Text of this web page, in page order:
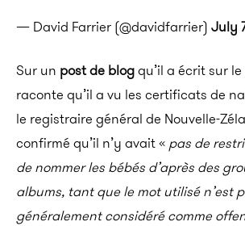
— David Farrier (@davidfarrier) July
Sur un post de blogqu’il a écrit sur
raconte qu’il a vu les certificats de
le registraire général de Nouvelle-
confirmé qu’il n’y avait« pas de
de nommer les bébés d’après des
albums, tant que le mot utilisé n’est
généralement considéré comme